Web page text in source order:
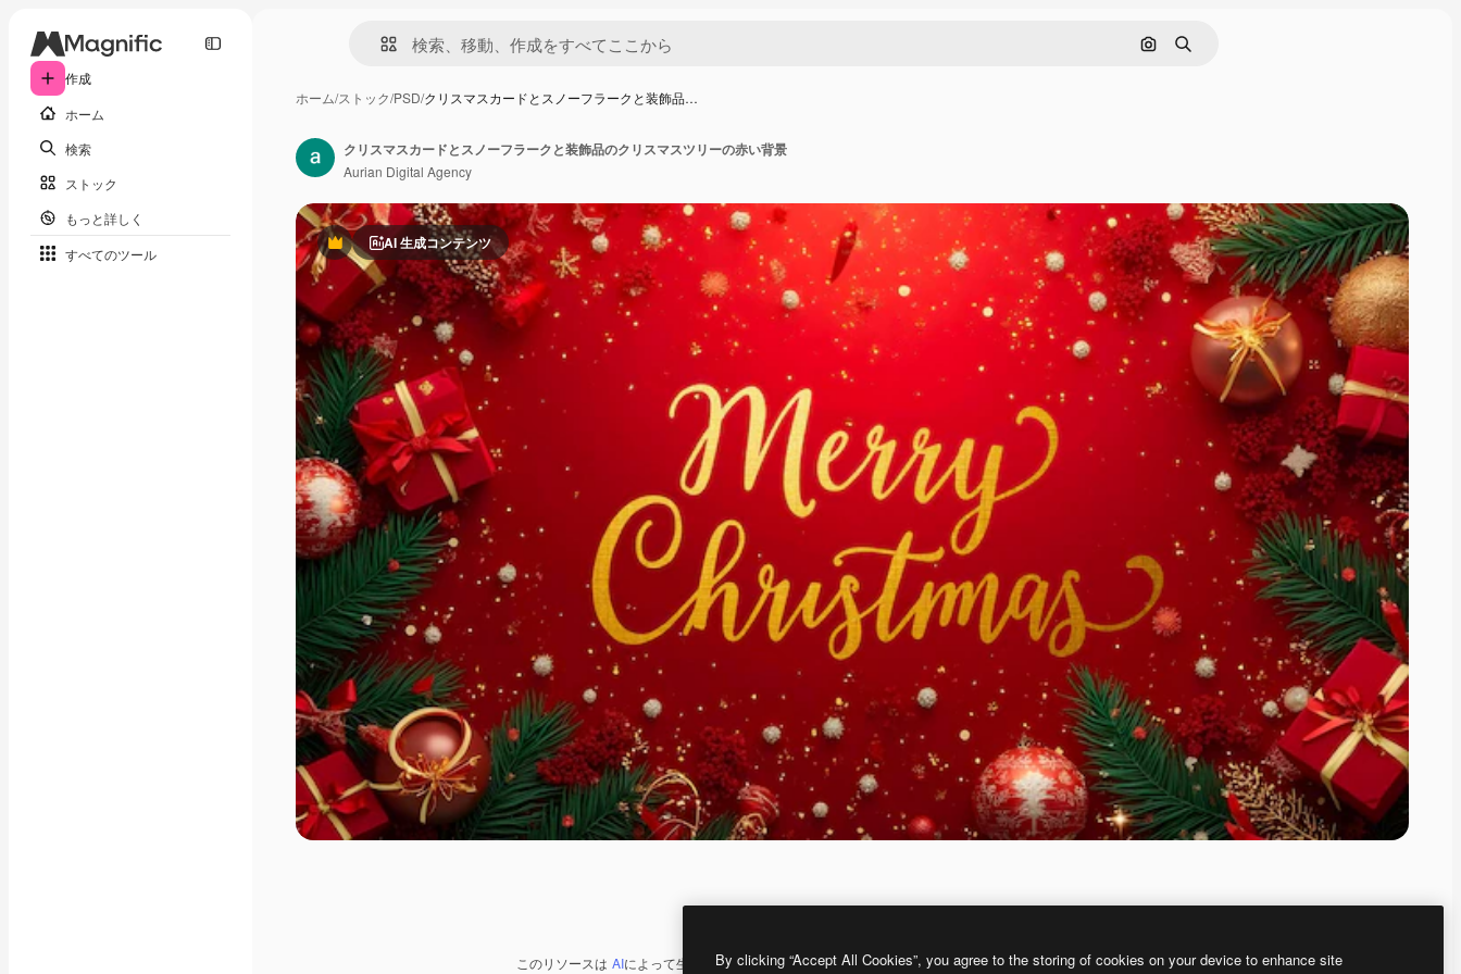
作成
ホーム
検索
ストック
もっと詳しく
すべてのツール
画像で検索
検索
ホーム/ストック/PSD/クリスマスカードとスノーフラークと装飾品…
PremiumAI 生成コンテンツ
このリソースは AIによって生成されたものです。 AI画像生成ツールを使うと、あなた独自の画像を作成できます。
クリスマスカードとスノーフラークと装飾品のクリスマスツリーの赤い背景
Aurian Digital Agency
By clicking “Accept All Cookies”, you agree to the storing of cookies on your device to enhance site